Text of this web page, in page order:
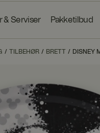
& Serviser Pakketilbud
TILBEHØR BRETT DISNEY